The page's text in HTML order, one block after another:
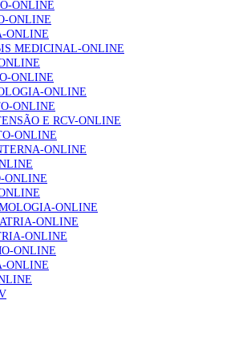
Forense. “Da urgência ao tribunal, cada
e cada profissional faz a diferença”
de utentes podem ficar sem médico de
nova regras do registo, alerta associação
em cada dez doentes com enfarte
níveis elevados de Lp(a), revela estudo
aprovado para primeira linha no cancro da
negativo metastático em doentes não
para inibidores PD-(L)1
ONLINE
ONLINE
ONLINE
MEDICINAL-ONLINE
ONLINE
ONLINE
ONLINE
E RCV-ONLINE
ONLINE
ONLINE
ONLINE
ONLINE
ONLINE
ONLINE
ONLINE
ONLINE